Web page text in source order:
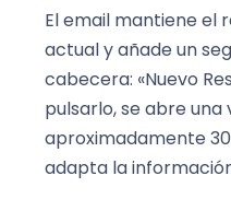
El email mantiene el
actual y añade un
cabecera: «Nuevo
pulsarlo, se abre
aproximadamente
adapta la